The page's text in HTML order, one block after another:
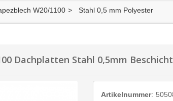
W20/1100 Stahl 0,5 mm Polyester
Dachplatten Stahl 0,5mm
Artikelnummer: